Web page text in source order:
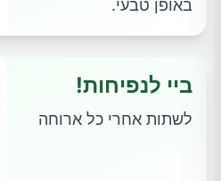
באופן טבעי.
ביי לנפיחות!
לשתות אחרי כל ארוחה